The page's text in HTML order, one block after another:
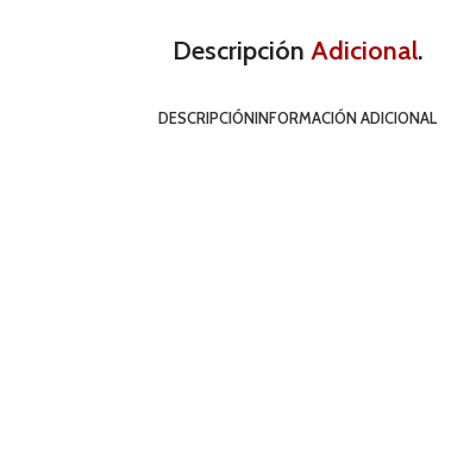
Descripción Adicional.
DESCRIPCIÓNINFORMACIÓN ADICIONAL